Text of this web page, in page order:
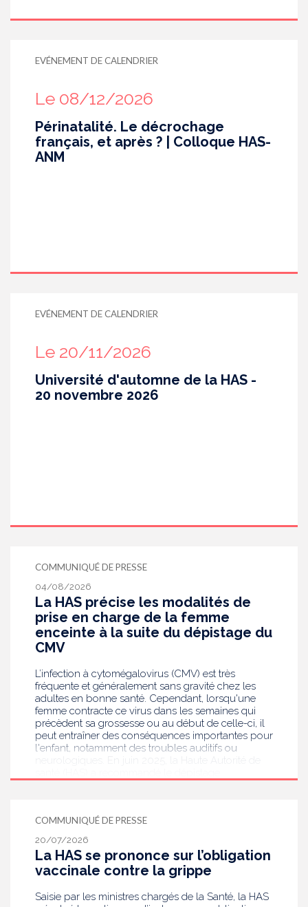
EVÉNEMENT DE CALENDRIER
Le 08/12/2026
Périnatalité. Le décrochage
français, et après ? | Colloque HAS-
ANM
EVÉNEMENT DE CALENDRIER
Le 20/11/2026
Université d'automne de la HAS -
20 novembre 2026
COMMUNIQUÉ DE PRESSE
04/08/2026
La HAS précise les modalités de
prise en charge de la femme
enceinte à la suite du dépistage du
CMV
L’infection à cytomégalovirus (CMV) est très
fréquente et généralement sans gravité chez les
adultes en bonne santé. Cependant, lorsqu'une
femme contracte ce virus dans les semaines qui
précèdent sa grossesse ou au début de celle-ci, il
peut entraîner des conséquences importantes pour
l'enfant, notamment des troubles auditifs ou
publie aujourd’hui des recommandations de
bonnes pratiques pour guider les professionnels
de santé dans la prise en charge des femmes
enceintes à la suite de ce dépistage. Objectif :
réduire les risques de transmission au futur bébé.
COMMUNIQUÉ DE PRESSE
20/07/2026
La HAS se prononce sur l’obligation
vaccinale contre la grippe
Saisie par les ministres chargés de la Santé, la HAS